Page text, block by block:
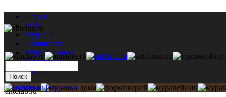
Форум
ЧаВо
Муравьи
Библиотека
Муравьи дома
Мастерская
Каталог
antclub.ru